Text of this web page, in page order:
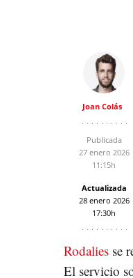
Joan Colás
Publicada
27 enero 2026
11:15h
Actualizada
28 enero 2026
17:30h
Rodalies se
El servicio